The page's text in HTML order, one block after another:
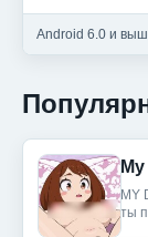
Android 6.0 и
MY
ты